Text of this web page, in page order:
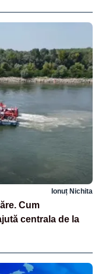
Ionuț Nichita
Cum
centrala de la